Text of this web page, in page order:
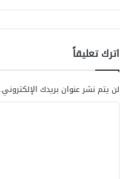
اترك تعليقاً
لن يتم نشر عنوان بريدك الإلكتروني.